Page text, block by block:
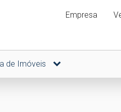
Empresa
de Imóveis